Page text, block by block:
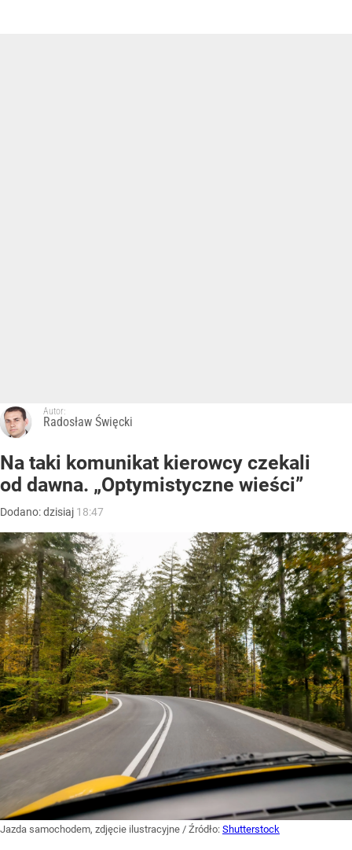
Autor:
Radosław Święcki
Na taki komunikat kierowcy czekali
od dawna. „Optymistyczne wieści”
Dodano:dzisiaj 18:47
Jazda samochodem, zdjęcie ilustracyjne / Źródło: Shutterstock